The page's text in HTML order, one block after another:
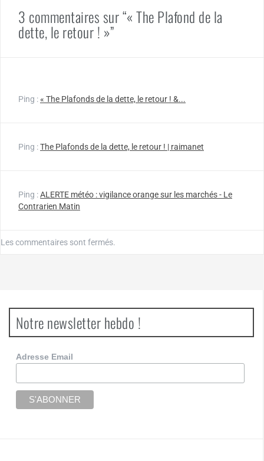
3 commentaires sur “« The Plafond de la
dette, le retour ! »”
Ping :« The Plafonds de la dette, le retour ! &...
Ping :The Plafonds de la dette, le retour ! | raimanet
Ping :ALERTE météo : vigilance orange sur les marchés - Le
Contrarien Matin
Les commentaires sont fermés.
Notre newsletter hebdo !
Adresse Email